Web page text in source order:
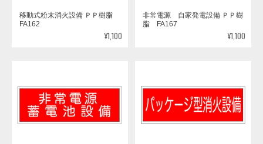
移動式粉末消火設備 ＰＰ樹脂
FA162
¥1,100
非常電源 自家発電設備 ＰＰ樹
脂 FA167
¥1,100